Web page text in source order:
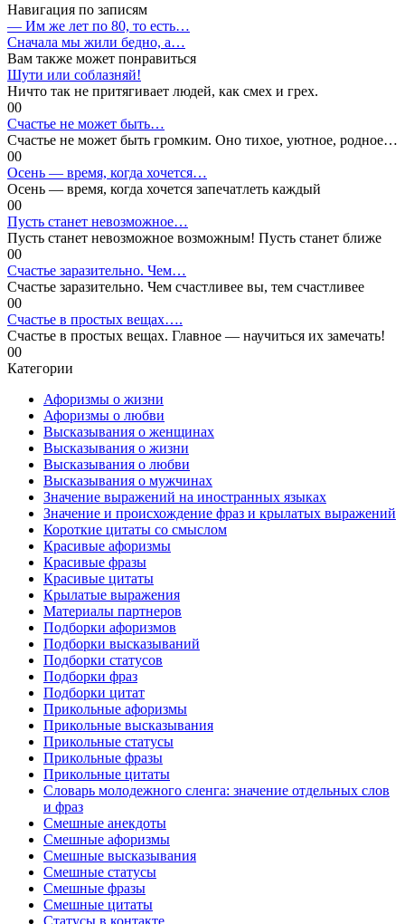
Навигация по записям
— Им же лет по 80, то есть…
Сначала мы жили бедно, а…
Вам также может понравиться
Шути или соблазняй!
Ничто так не притягивает людей, как смех и грех.
00
Счастье не может быть…
Счастье не может быть громким. Оно тихое, уютное, родное…
00
Осень — время, когда хочется…
Осень — время, когда хочется запечатлеть каждый
00
Пусть станет невозможное…
Пусть станет невозможное возможным! Пусть станет ближе
00
Счастье заразительно. Чем…
Счастье заразительно. Чем счастливее вы, тем счастливее
00
Счастье в простых вещах….
Счастье в простых вещах. Главное — научиться их замечать!
00
Категории
Афоризмы о жизни
Афоризмы о любви
Высказывания о женщинах
Высказывания о жизни
Высказывания о любви
Высказывания о мужчинах
Значение выражений на иностранных языках
Значение и происхождение фраз и крылатых выражений
Короткие цитаты со смыслом
Красивые афоризмы
Красивые фразы
Красивые цитаты
Крылатые выражения
Материалы партнеров
Подборки афоризмов
Подборки высказываний
Подборки статусов
Подборки фраз
Подборки цитат
Прикольные афоризмы
Прикольные высказывания
Прикольные статусы
Прикольные фразы
Прикольные цитаты
Словарь молодежного сленга: значение отдельных слов
и фраз
Смешные анекдоты
Смешные афоризмы
Смешные высказывания
Смешные статусы
Смешные фразы
Смешные цитаты
Статусы в контакте